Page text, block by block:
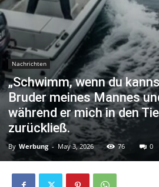
Nachrichten
„Schwimm, wenn du
Bruder meines Mannes
während er mich in den
zurückließ.
By Werbung - May 3, 2026 76 0